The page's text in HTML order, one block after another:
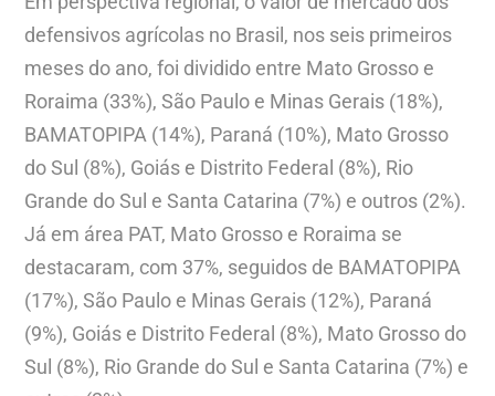
defensivos agrícolas no Brasil, nos seis primeiros
meses do ano, foi dividido entre Mato Grosso e
Roraima (33%), São Paulo e Minas Gerais (18%),
BAMATOPIPA (14%), Paraná (10%), Mato Grosso
do Sul (8%), Goiás e Distrito Federal (8%), Rio
Grande do Sul e Santa Catarina (7%) e outros (2%).
Já em área PAT, Mato Grosso e Roraima se
destacaram, com 37%, seguidos de BAMATOPIPA
(17%), São Paulo e Minas Gerais (12%), Paraná
(9%), Goiás e Distrito Federal (8%), Mato Grosso do
Sul (8%), Rio Grande do Sul e Santa Catarina (7%) e